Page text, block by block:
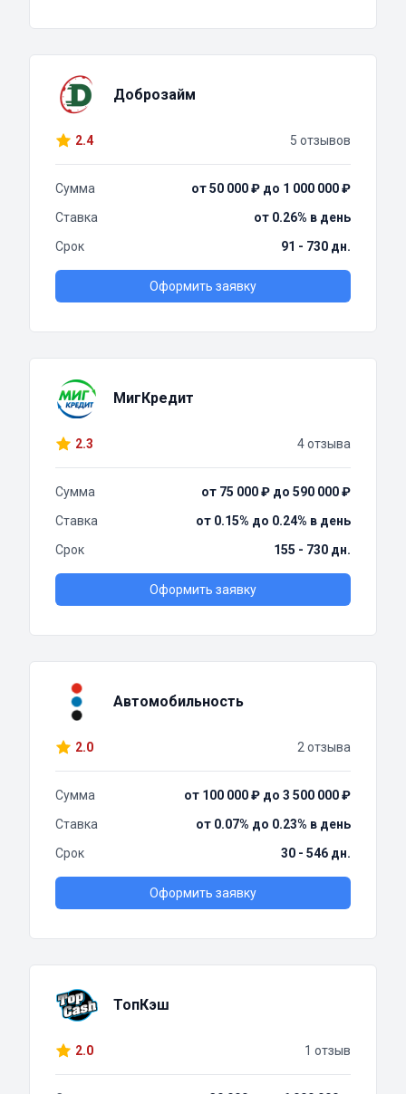
Доброзайм
2.4 5 отзывов
Сумма
от 50 000 ₽ до 1 000 000 ₽
Ставка
от 0.26% в день
Срок
91 - 730 дн.
Оформить заявку
МигКредит
2.3 4 отзыва
Сумма
от 75 000 ₽ до 590 000 ₽
Ставка
от 0.15% до 0.24% в день
Срок
155 - 730 дн.
Оформить заявку
Автомобильность
2.0 2 отзыва
Сумма
от 100 000 ₽ до 3 500 000 ₽
Ставка
от 0.07% до 0.23% в день
Срок
30 - 546 дн.
Оформить заявку
ТопКэш
2.0 1 отзыв